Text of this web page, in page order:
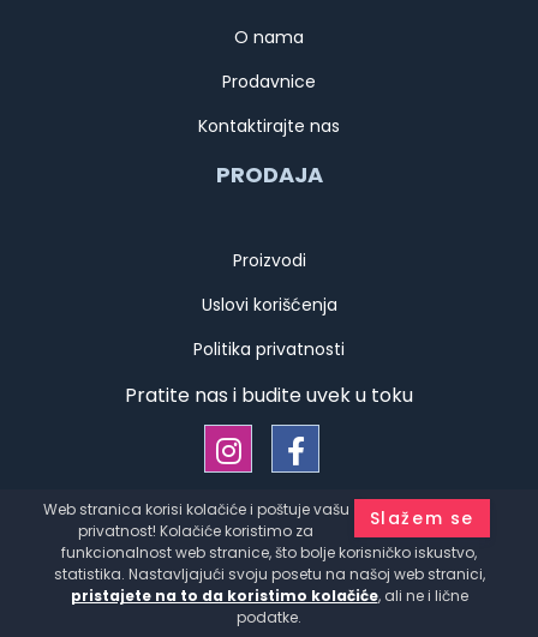
Flaša kocka ulje/sirće 500cc
O nama
Prodavnice
Kontaktirajte nas
PRODAJA
Proizvodi
Uslovi korišćenja
Politika privatnosti
Pratite nas i budite uvek u toku
Copyright © Kauffmann d.o.o. Srbija Sva prava zadržana
Developed byHALO Creative Team
Slažem se
Web stranica korisi kolačiće i poštuje vašu
privatnost! Kolačiće koristimo za
funkcionalnost web stranice, što bolje korisničko iskustvo,
statistika. Nastavljajući svoju posetu na našoj web stranici,
pristajete na to da koristimo kolačiće, ali ne i lične
podatke.